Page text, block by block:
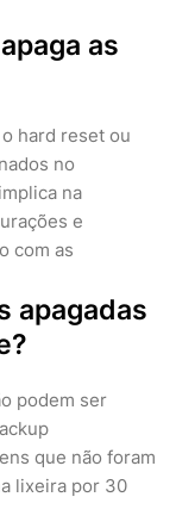
as
hard reset ou
no
na
e
com as
apagadas
podem ser
que não foram
lixeira por 30